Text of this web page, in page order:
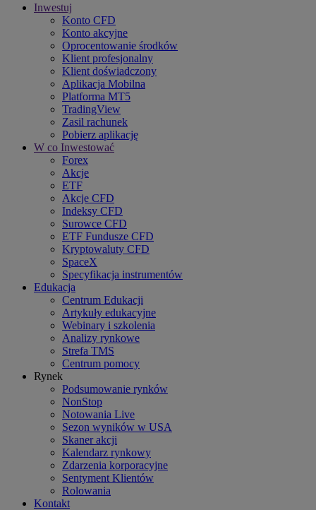
Inwestuj
Konto CFD
Konto akcyjne
Oprocentowanie środków
Klient profesjonalny
Klient doświadczony
Aplikacja Mobilna
Platforma MT5
TradingView
Zasil rachunek
Pobierz aplikację
W co Inwestować
Forex
Akcje
ETF
Akcje CFD
Indeksy CFD
Surowce CFD
ETF Fundusze CFD
Kryptowaluty CFD
SpaceX
Specyfikacja instrumentów
Edukacja
Centrum Edukacji
Artykuły edukacyjne
Webinary i szkolenia
Analizy rynkowe
Strefa TMS
Centrum pomocy
Rynek
Podsumowanie rynków
NonStop
Notowania Live
Sezon wyników w USA
Skaner akcji
Kalendarz rynkowy
Zdarzenia korporacyjne
Sentyment Klientów
Rolowania
Kontakt